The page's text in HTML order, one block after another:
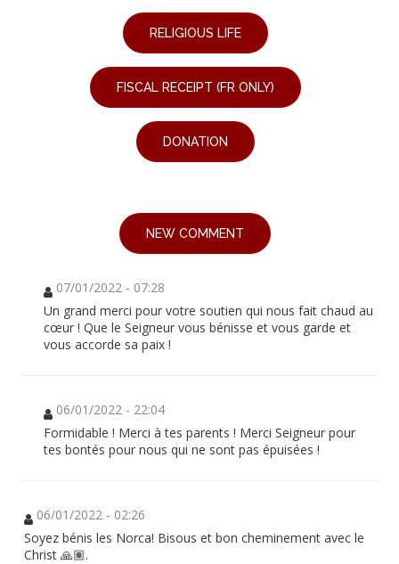
RELIGIOUS LIFE
FISCAL RECEIPT (FR ONLY)
DONATION
NEW COMMENT
07/01/2022 - 07:28
Un grand merci pour votre soutien qui nous fait chaud au
cœur ! Que le Seigneur vous bénisse et vous garde et
vous accorde sa paix !
06/01/2022 - 22:04
Formidable ! Merci à tes parents ! Merci Seigneur pour
tes bontés pour nous qui ne sont pas épuisées !
06/01/2022 - 02:26
Soyez bénis les Norca! Bisous et bon cheminement avec le
Christ 🙏🏽.